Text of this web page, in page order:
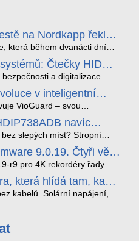
na Nordkapp řekla
která během dvanácti dní
2 MAX jsme vzali na trasu z
Laponsko až na
v mrazu až −13 °C a mimo
jen čára na mapě, ale
Čtečky HID
a digitalizace.
a vysoce univerzální
v inteligentní
VioGuard – svou
poháněný
inteligence (AI), je navržen
nástroje pro vymáhání
bezpečnost na silnicích a
v moderních městech.
navíc
bez PC.
slepých míst? Stropní
skládá obraz ze dvou
čistého 180° záběru bez
osob a vozidel,
9.0.19. Čtyři věci,
r9 pro 4K rekordéry řady
jedna z nich vám ušetří
zákazníkům.
která hlídá tam, kam
kabelů. Solární napájení,